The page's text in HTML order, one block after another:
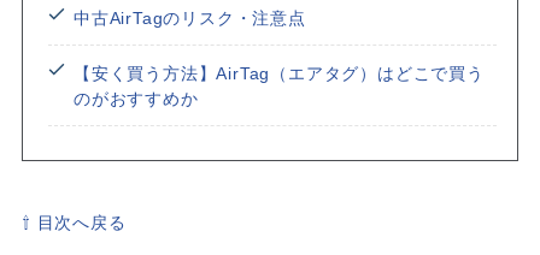
中古AirTagのリスク・注意点
【安く買う方法】AirTag（エアタグ）はどこで買う
のがおすすめか
⇧ 目次へ戻る